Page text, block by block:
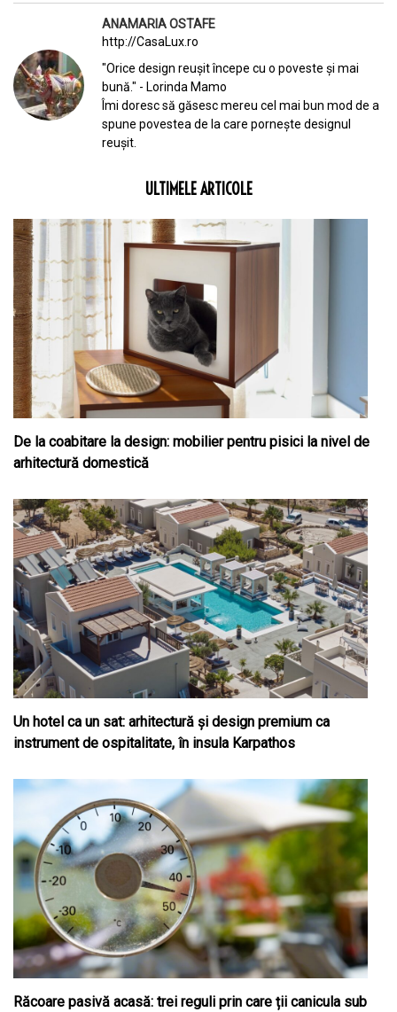
ANAMARIA OSTAFE
http://CasaLux.ro
"Orice design reușit începe cu o poveste și mai
bună." - Lorinda Mamo
Îmi doresc să găsesc mereu cel mai bun mod de a
spune povestea de la care pornește designul
reușit.
ULTIMELE ARTICOLE
De la coabitare la design: mobilier pentru pisici la nivel de
arhitectură domestică
Un hotel ca un sat: arhitectură și design premium ca
instrument de ospitalitate, în insula Karpathos
Răcoare pasivă acasă: trei reguli prin care ții canicula sub